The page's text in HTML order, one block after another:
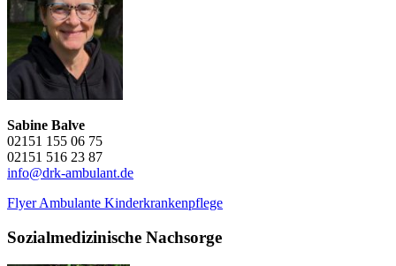
Sabine Balve
02151 155 06 75
02151 516 23 87
info@drk-ambulant.de
Flyer Ambulante Kinderkrankenpflege
Sozialmedizinische Nachsorge